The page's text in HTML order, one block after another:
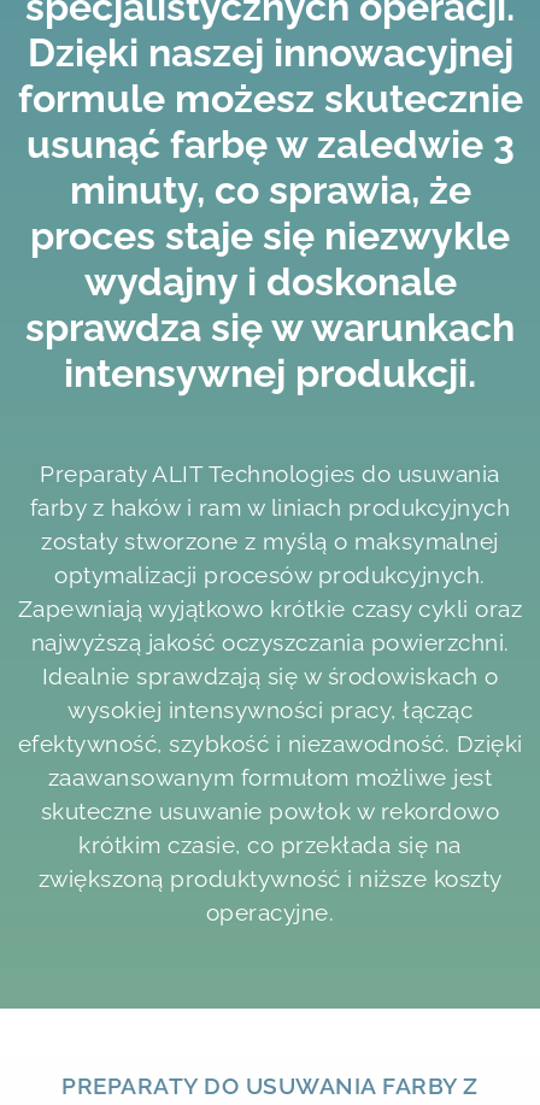
Dzięki naszej innowacyjnej
formule możesz skutecznie
usunąć farbę w zaledwie 3
minuty, co sprawia, że
proces staje się niezwykle
wydajny i doskonale
sprawdza się w warunkach
intensywnej produkcji.
Preparaty ALIT Technologies do usuwania
farby z haków i ram w liniach produkcyjnych
zostały stworzone z myślą o maksymalnej
optymalizacji procesów produkcyjnych.
Zapewniają wyjątkowo krótkie czasy cykli oraz
najwyższą jakość oczyszczania powierzchni.
Idealnie sprawdzają się w środowiskach o
wysokiej intensywności pracy, łącząc
efektywność, szybkość i niezawodność. Dzięki
zaawansowanym formułom możliwe jest
skuteczne usuwanie powłok w rekordowo
krótkim czasie, co przekłada się na
zwiększoną produktywność i niższe koszty
operacyjne.
PREPARATY DO USUWANIA FARBY Z